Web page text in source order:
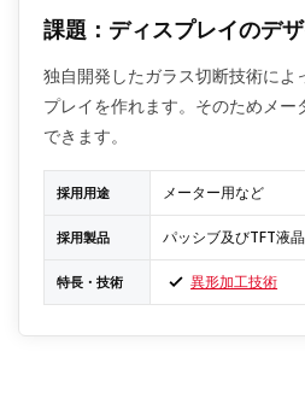
課題：ディスプレイのデ
独自開発したガラス切断技術によ
プレイを作れます。そのためメ
できます。
採用用途 メーター用など
採用製品 パッシブ及びTFT液晶
特長・技術 異形加工技術